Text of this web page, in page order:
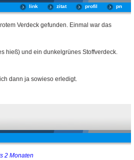
pn
profil
zitat
link
Verdeck gefunden. Einmal war das
hieß) und ein dunkelgrünes Stoffverdeck.
dann ja sowieso erledigt.
2 Monaten